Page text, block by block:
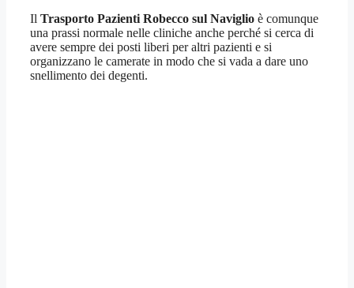
Il Trasporto Pazienti Robecco sul Naviglio è comunque
una prassi normale nelle cliniche anche perché si cerca di
avere sempre dei posti liberi per altri pazienti e si
organizzano le camerate in modo che si vada a dare uno
snellimento dei degenti.